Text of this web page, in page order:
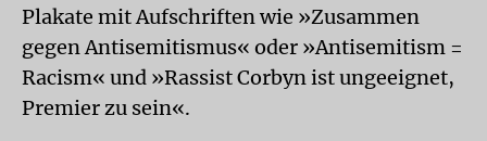
Plakate mit Aufschriften wie »Zusammen
gegen Antisemitismus« oder »Antisemitism =
Racism« und »Rassist Corbyn ist ungeeignet,
Premier zu sein«.